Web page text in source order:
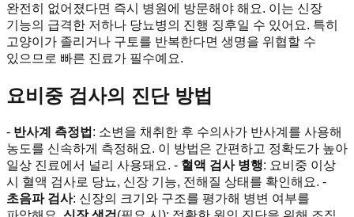
완전히 없어졌다면 즉시 병원에 방문해야 해요. 이는 신장
기능의 급격한 저하나 당뇨병의 진행 징후일 수 있어요. 특히
고양이가 졸리거나 구토를 반복한다면 생명을 위협할 수
있으므로 빠른 진료가 필수예요.
요비중 검사의 진단 방법
- 반사계 측정법 : 소변을 채취한 후 수의사가 반사계를 사용해
농도를 신속하게 측정해요. 이 방법은 간편하고 정확도가 높아
일상 진료에서 널리 사용돼요. - 혈액 검사 병행: 요비중 이상
시 혈액 검사로 당뇨, 신장 기능, 전해질 상태를 확인해요. -
초음파 검사: 신장의 크기와 구조를 평가해 병변 여부를